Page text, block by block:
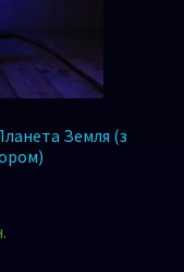
Земля (з